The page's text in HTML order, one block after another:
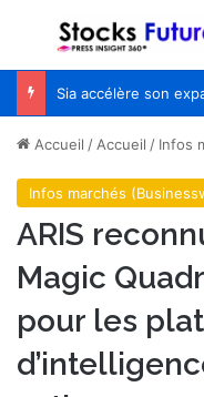
Menu
Accueil /Accueil / Infos
Infos marchés
ARIS
Magic
pour les